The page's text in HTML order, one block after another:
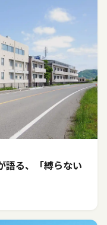
語る、「縛らない